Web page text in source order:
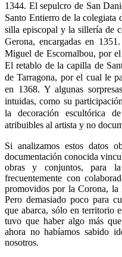
1344. El sepulcro de San
Santo Entierro de la colegiata
silla episcopal y la sillería de
Gerona, encargadas en
Miguel de Escornalbou, por
El retablo de la capilla de
de Tarragona, por el cual le
en 1368. Y algunas
intuidas, como su
la decoración escultórica
atribuibles al artista y no
Si analizamos estos datos
documentación conocida
obras y conjuntos, para
frecuentemente con
promovidos por la Corona, la
Pero demasiado poco para
que abarca, sólo en territorio
tuvo que haber algo más
ahora no habíamos sabido
nosotros.